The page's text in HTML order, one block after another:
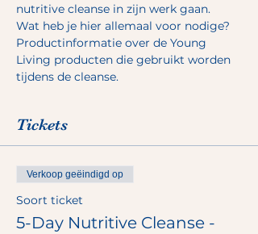
nutritive cleanse in zijn werk gaan.
Wat heb je hier allemaal voor nodige?
Productinformatie over de Young
Living producten die gebruikt worden
tijdens de cleanse.
Tickets
Verkoop geëindigd op
Soort ticket
5-Day Nutritive Cleanse -